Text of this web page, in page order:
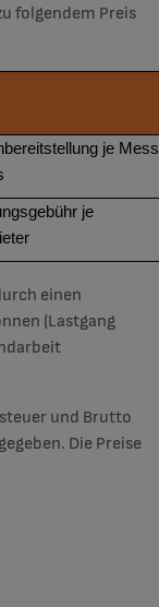
folgendem Preis
je
je
einen
(Lastgang
und Brutto
Die Preise